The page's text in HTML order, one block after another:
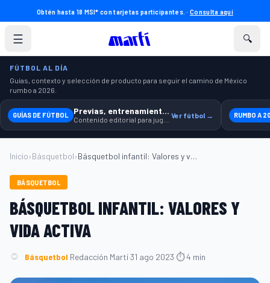
Obtén hasta 18 MSI* con tarjetas participantes. ·Consulta aquí
☰ 🔍
FÚTBOL AL DÍA
Guías, contexto y selección de producto para seguir el camino de México
rumbo a 2026.
GUÍAS DE FÚTBOL Previas, entrenamiento y producto Ver fútbol → RUMBO A
Inicio›Básquetbol› Básquetbol infantil: Valores y vida acti...
BÁSQUETBOL
BÁSQUETBOL INFANTIL: VALORES Y
VIDA ACTIVA
Básquetbol·Redacción Martí·31 ago 2023·⏱ 4 min